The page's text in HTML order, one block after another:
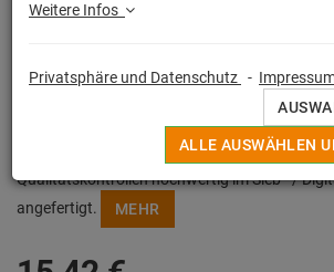
Egal ob witziger Spruch, buntes Motiv oder
Qualitätskontrollen hochwertig im Sieb - /
angefertigt.
MEHR
Weitere Infos
Privatsphäre und Datenschutz -
ALLE AUSWÄHLEN